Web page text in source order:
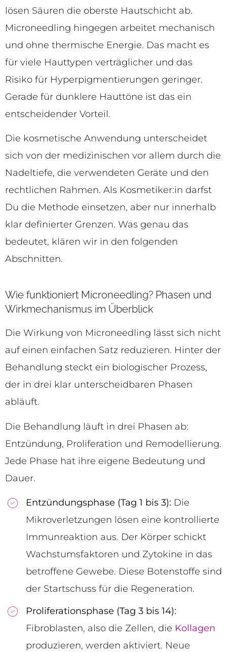
lösen Säuren die oberste Hautschicht ab.
Microneedling hingegen arbeitet mechanisch
und ohne thermische Energie. Das macht es
für viele Hauttypen verträglicher und das
Risiko für Hyperpigmentierungen geringer.
Gerade für dunklere Hauttöne ist das ein
entscheidender Vorteil.
Die kosmetische Anwendung unterscheidet
sich von der medizinischen vor allem durch die
Nadeltiefe, die verwendeten Geräte und den
rechtlichen Rahmen. Als Kosmetiker:in darfst
Du die Methode einsetzen, aber nur innerhalb
klar definierter Grenzen. Was genau das
bedeutet, klären wir in den folgenden
Abschnitten.
Wie funktioniert Microneedling? Phasen und
Wirkmechanismus im Überblick
Die Wirkung von Microneedling lässt sich nicht
auf einen einfachen Satz reduzieren. Hinter der
Behandlung steckt ein biologischer Prozess,
der in drei klar unterscheidbaren Phasen
abläuft.
Die Behandlung läuft in drei Phasen ab:
Entzündung, Proliferation und Remodellierung.
Jede Phase hat ihre eigene Bedeutung und
Dauer.
Entzündungsphase (Tag 1 bis 3): Die
Mikroverletzungen lösen eine kontrollierte
Immunreaktion aus. Der Körper schickt
Wachstumsfaktoren und Zytokine in das
betroffene Gewebe. Diese Botenstoffe sind
der Startschuss für die Regeneration.
Proliferationsphase (Tag 3 bis 14):
Fibroblasten, also die Zellen, die Kollagen
produzieren, werden aktiviert. Neue